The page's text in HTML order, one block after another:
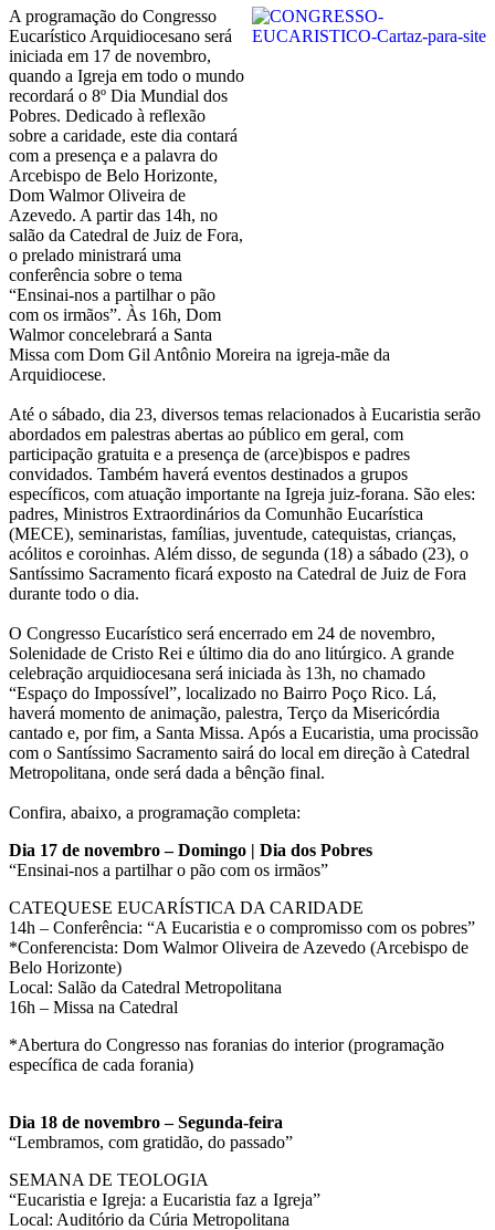
A programação do Congresso
Eucarístico Arquidiocesano será
iniciada em 17 de novembro,
quando a Igreja em todo o mundo
recordará o 8º Dia Mundial dos
Pobres. Dedicado à reflexão
sobre a caridade, este dia contará
com a presença e a palavra do
Arcebispo de Belo Horizonte,
Dom Walmor Oliveira de
Azevedo. A partir das 14h, no
salão da Catedral de Juiz de Fora,
o prelado ministrará uma
conferência sobre o tema
“Ensinai-nos a partilhar o pão
com os irmãos”. Às 16h, Dom
Walmor concelebrará a Santa
Missa com Dom Gil Antônio Moreira na igreja-mãe da
Arquidiocese.
Até o sábado, dia 23, diversos temas relacionados à Eucaristia serão
abordados em palestras abertas ao público em geral, com
participação gratuita e a presença de (arce)bispos e padres
convidados. Também haverá eventos destinados a grupos
específicos, com atuação importante na Igreja juiz-forana. São eles:
padres, Ministros Extraordinários da Comunhão Eucarística
(MECE), seminaristas, famílias, juventude, catequistas, crianças,
acólitos e coroinhas. Além disso, de segunda (18) a sábado (23), o
Santíssimo Sacramento ficará exposto na Catedral de Juiz de Fora
durante todo o dia.
O Congresso Eucarístico será encerrado em 24 de novembro,
Solenidade de Cristo Rei e último dia do ano litúrgico. A grande
celebração arquidiocesana será iniciada às 13h, no chamado
“Espaço do Impossível”, localizado no Bairro Poço Rico. Lá,
haverá momento de animação, palestra, Terço da Misericórdia
cantado e, por fim, a Santa Missa. Após a Eucaristia, uma procissão
com o Santíssimo Sacramento sairá do local em direção à Catedral
Metropolitana, onde será dada a bênção final.
Confira, abaixo, a programação completa:
Dia 17 de novembro – Domingo | Dia dos Pobres
“Ensinai-nos a partilhar o pão com os irmãos”
CATEQUESE EUCARÍSTICA DA CARIDADE
14h – Conferência: “A Eucaristia e o compromisso com os pobres”
*Conferencista: Dom Walmor Oliveira de Azevedo (Arcebispo de
Belo Horizonte)
Local: Salão da Catedral Metropolitana
16h – Missa na Catedral
*Abertura do Congresso nas foranias do interior (programação
específica de cada forania)
Dia 18 de novembro – Segunda-feira
“Lembramos, com gratidão, do passado”
SEMANA DE TEOLOGIA
“Eucaristia e Igreja: a Eucaristia faz a Igreja”
Local: Auditório da Cúria Metropolitana